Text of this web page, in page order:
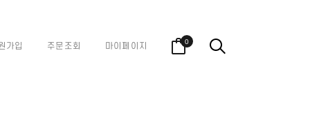
가입 주문조회 마이페이지 0